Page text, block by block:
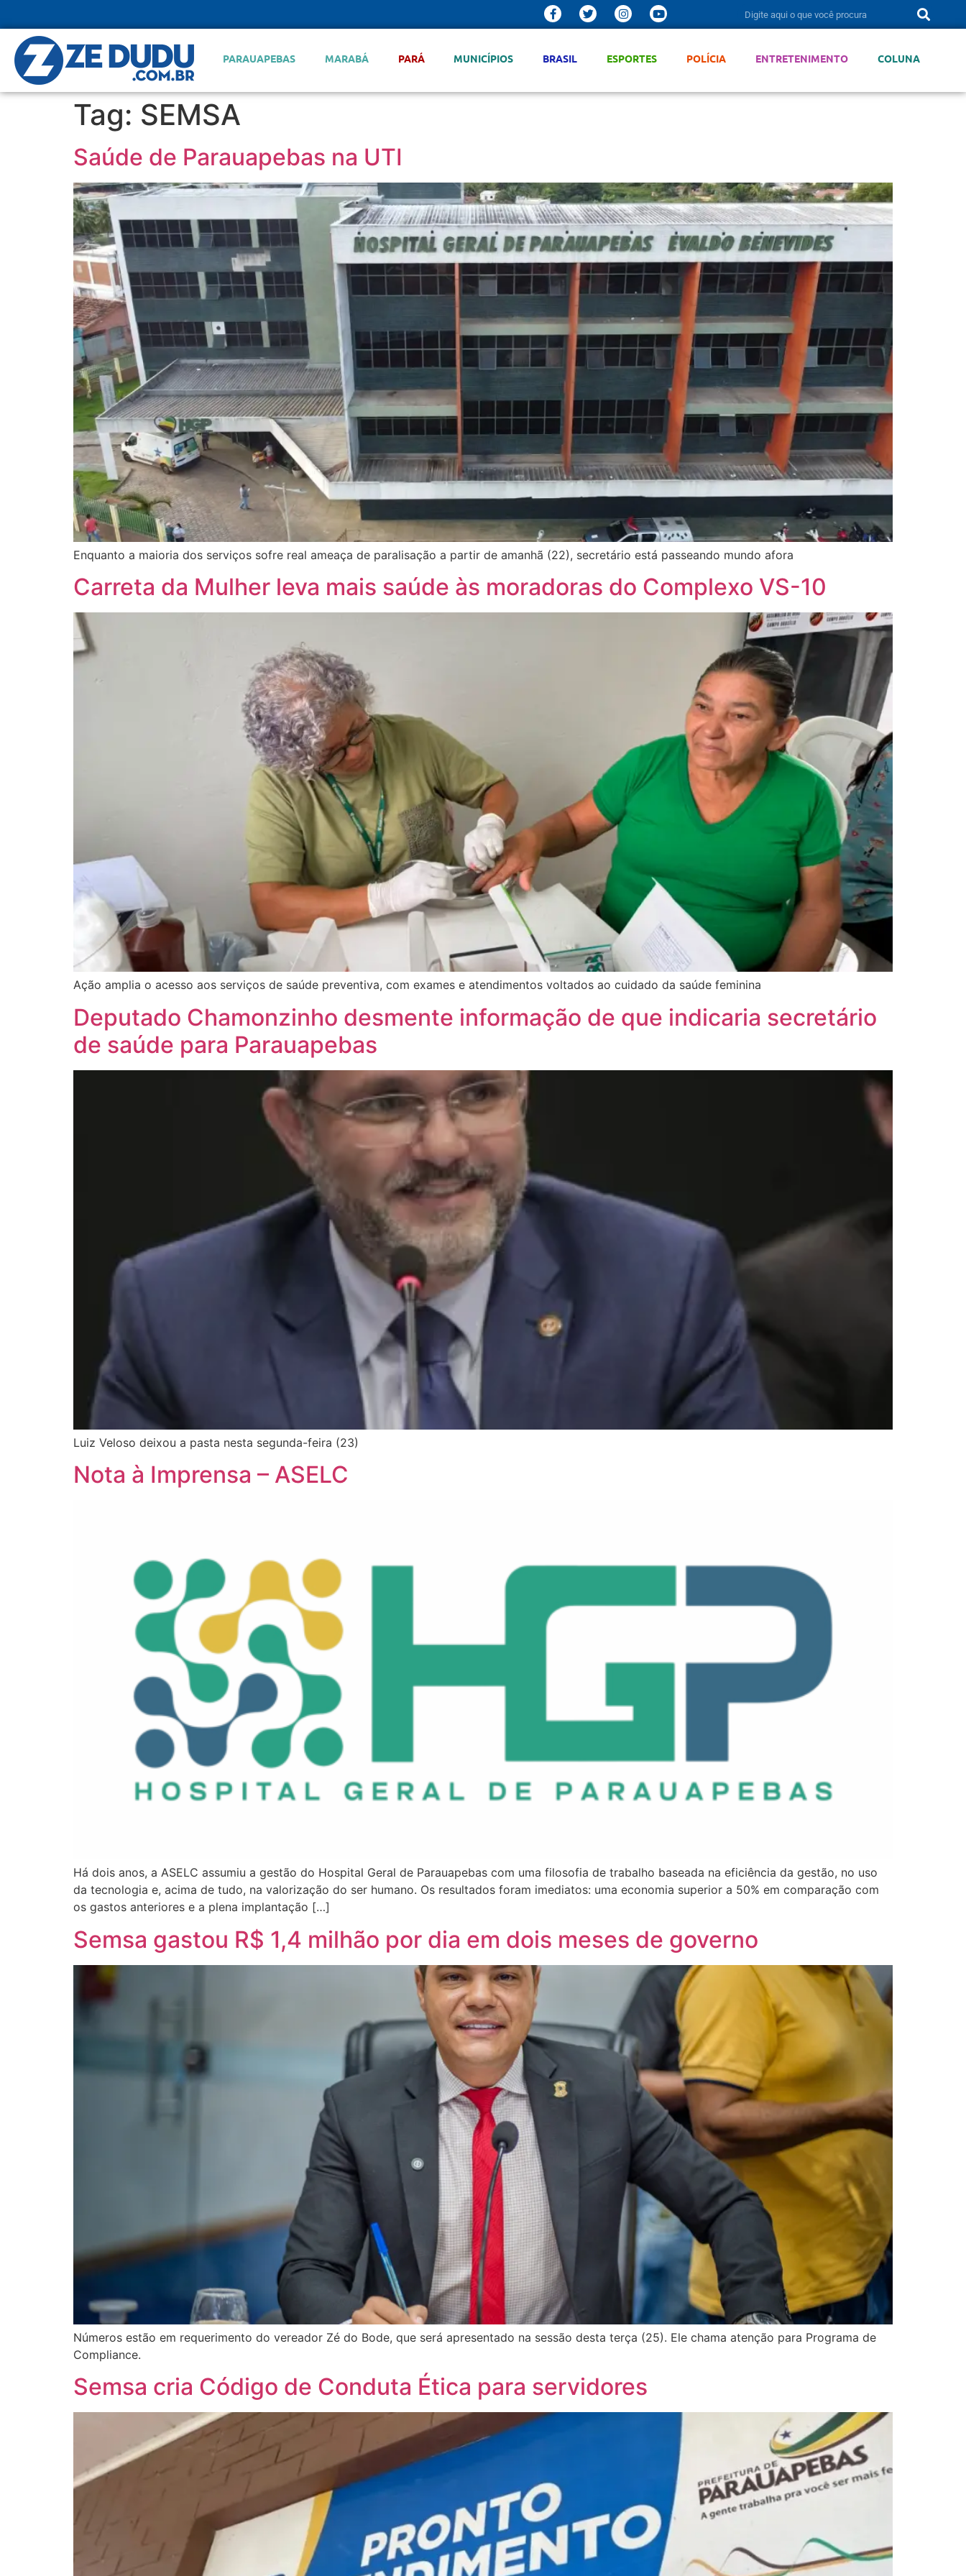
PARAUAPEBAS MARABÁ PARÁ MUNICÍPIOS BRASIL ESPORTES POLÍCIA ENTRETENIMENTO COLUNA
Tag: SEMSA
Saúde de Parauapebas na UTI
Enquanto a maioria dos serviços sofre real ameaça de paralisação a partir de amanhã (22), secretário está passeando mundo afora
Carreta da Mulher leva mais saúde às moradoras do Complexo VS-10
Ação amplia o acesso aos serviços de saúde preventiva, com exames e atendimentos voltados ao cuidado da saúde feminina
Deputado Chamonzinho desmente informação de que indicaria secretário
de saúde para Parauapebas
Luiz Veloso deixou a pasta nesta segunda-feira (23)
Nota à Imprensa – ASELC
Há dois anos, a ASELC assumiu a gestão do Hospital Geral de Parauapebas com uma filosofia de trabalho baseada na eficiência da gestão, no uso
da tecnologia e, acima de tudo, na valorização do ser humano. Os resultados foram imediatos: uma economia superior a 50% em comparação com
os gastos anteriores e a plena implantação […]
Semsa gastou R$ 1,4 milhão por dia em dois meses de governo
Números estão em requerimento do vereador Zé do Bode, que será apresentado na sessão desta terça (25). Ele chama atenção para Programa de
Compliance.
Semsa cria Código de Conduta Ética para servidores